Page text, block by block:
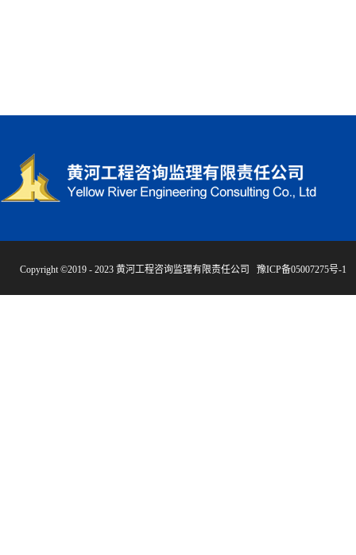
Copyright ©2019 - 2023 黄河工程咨询监理有限责任公司 豫ICP备05007275号-1